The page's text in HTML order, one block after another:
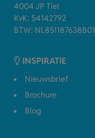
4004 JP Tiel
KvK: 54142792
BTW: NL851187638B01
INSPIRATIE
Nieuwsbrief
Brochure
Blog